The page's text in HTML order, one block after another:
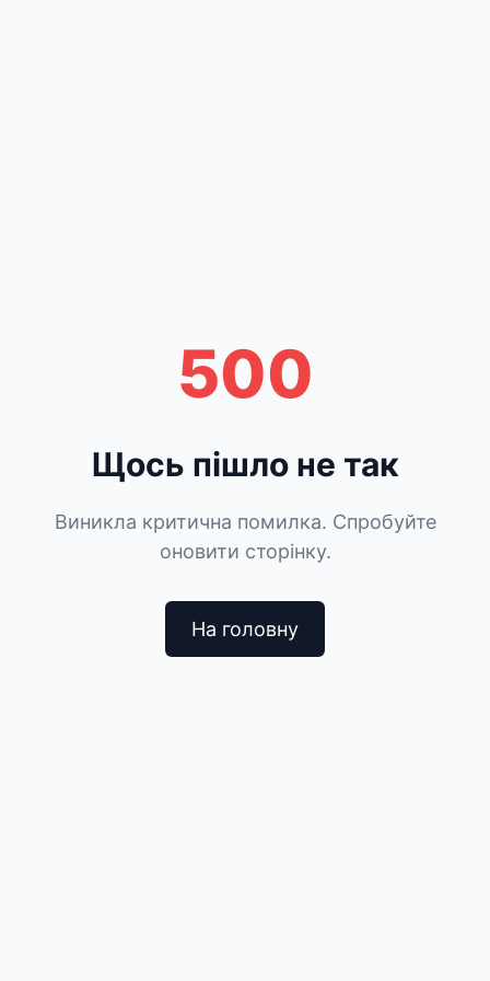
500
Щось пішло не так
Виникла критична помилка. Спробуйте
оновити сторінку.
На головну